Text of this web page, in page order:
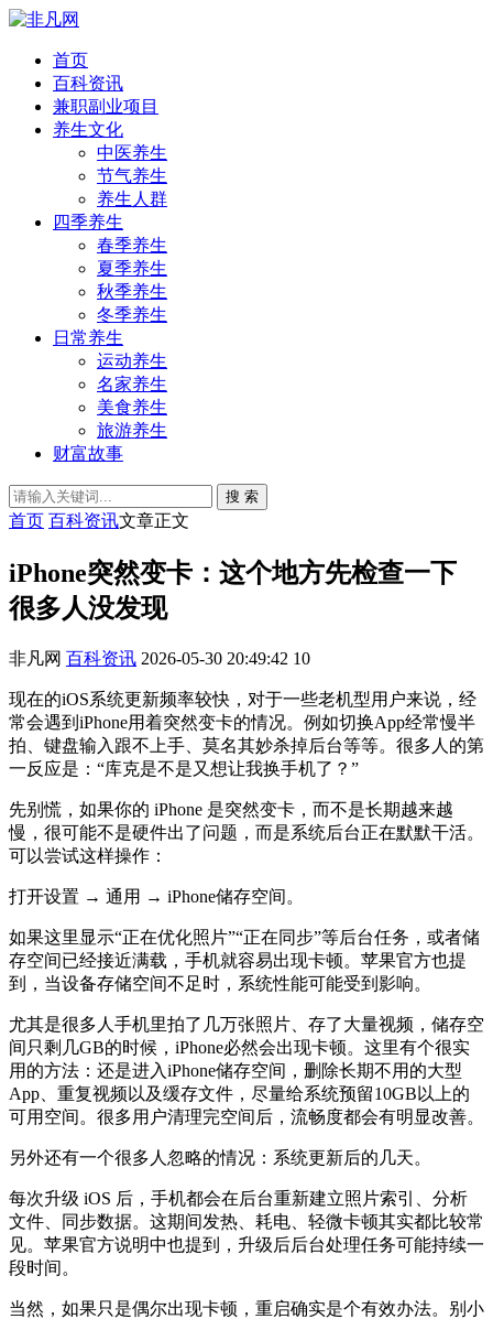
首页
百科资讯
兼职副业项目
养生文化
中医养生
节气养生
养生人群
四季养生
春季养生
夏季养生
秋季养生
冬季养生
日常养生
运动养生
名家养生
美食养生
旅游养生
财富故事
搜 索
首页 百科资讯文章正文
iPhone突然变卡：这个地方先检查一下
很多人没发现
非凡网 百科资讯 2026-05-30 20:49:42 10
现在的iOS系统更新频率较快，对于一些老机型用户来说，经
常会遇到iPhone用着突然变卡的情况。例如切换App经常慢半
拍、键盘输入跟不上手、莫名其妙杀掉后台等等。很多人的第
一反应是：“库克是不是又想让我换手机了？”
先别慌，如果你的 iPhone 是突然变卡，而不是长期越来越
慢，很可能不是硬件出了问题，而是系统后台正在默默干活。
可以尝试这样操作：
打开设置 → 通用 → iPhone储存空间。
如果这里显示“正在优化照片”“正在同步”等后台任务，或者储
存空间已经接近满载，手机就容易出现卡顿。苹果官方也提
到，当设备存储空间不足时，系统性能可能受到影响。
尤其是很多人手机里拍了几万张照片、存了大量视频，储存空
间只剩几GB的时候，iPhone必然会出现卡顿。这里有个很实
用的方法：还是进入iPhone储存空间，删除长期不用的大型
App、重复视频以及缓存文件，尽量给系统预留10GB以上的
可用空间。很多用户清理完空间后，流畅度都会有明显改善。
另外还有一个很多人忽略的情况：系统更新后的几天。
每次升级 iOS 后，手机都会在后台重新建立照片索引、分析
文件、同步数据。这期间发热、耗电、轻微卡顿其实都比较常
见。苹果官方说明中也提到，升级后后台处理任务可能持续一
段时间。
当然，如果只是偶尔出现卡顿，重启确实是个有效办法。别小